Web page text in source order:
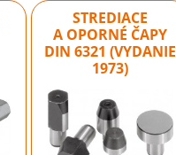
STREDIACE
A OPORNÉ ČAPY
DIN 6321 (VYDANIE
1973)